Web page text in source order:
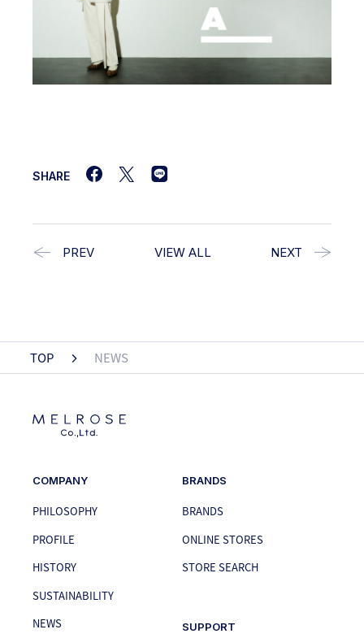
SHARE
PREV VIEW ALL NEXT
TOP NEWS
COMPANY
PHILOSOPHY
PROFILE
HISTORY
SUSTAINABILITY
NEWS
BRANDS
BRANDS
ONLINE STORES
STORE SEARCH
SUPPORT